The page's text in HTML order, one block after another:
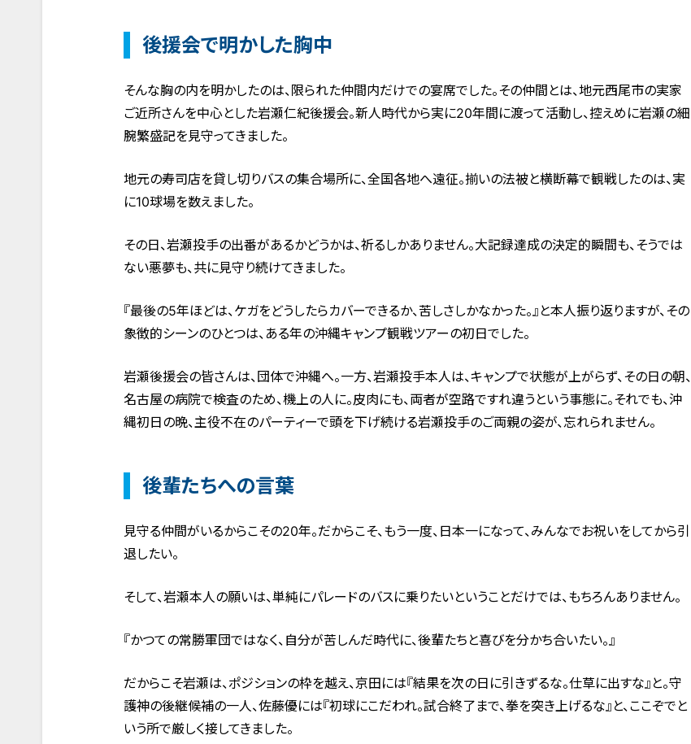
後援会で明かした胸中
そんな胸の内を明かしたのは、限られた仲間内だけでの宴席でした。その仲間とは、地元西尾市の実家
ご近所さんを中心とした岩瀬仁紀後援会。新人時代から実に20年間に渡って活動し、控えめに岩瀬の細
腕繁盛記を見守ってきました。
地元の寿司店を貸し切りバスの集合場所に、全国各地へ遠征。揃いの法被と横断幕で観戦したのは、実
に10球場を数えました。
その日、岩瀬投手の出番があるかどうかは、祈るしかありません。大記録達成の決定的瞬間も、そうでは
ない悪夢も、共に見守り続けてきました。
『最後の5年ほどは、ケガをどうしたらカバーできるか、苦しさしかなかった。』と本人振り返りますが、その
象徴的シーンのひとつは、ある年の沖縄キャンプ観戦ツアーの初日でした。
岩瀬後援会の皆さんは、団体で沖縄へ。一方、岩瀬投手本人は、キャンプで状態が上がらず、その日の朝、
名古屋の病院で検査のため、機上の人に。皮肉にも、両者が空路ですれ違うという事態に。それでも、沖
縄初日の晩、主役不在のパーティーで頭を下げ続ける岩瀬投手のご両親の姿が、忘れられません。
後輩たちへの言葉
見守る仲間がいるからこその20年。だからこそ、もう一度、日本一になって、みんなでお祝いをしてから引
退したい。
そして、岩瀬本人の願いは、単純にパレードのバスに乗りたいということだけでは、もちろんありません。
『かつての常勝軍団ではなく、自分が苦しんだ時代に、後輩たちと喜びを分かち合いたい。』
だからこそ岩瀬は、ポジションの枠を越え、京田には『結果を次の日に引きずるな。仕草に出すな』と。守
護神の後継候補の一人、佐藤優には『初球にこだわれ。試合終了まで、拳を突き上げるな』と、ここぞでと
いう所で厳しく接してきました。